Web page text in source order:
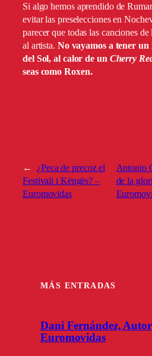
Si algo hemos aprendido de
evitar las preselecciones en
parecer que todas las canciones
al artista. No vayamos a tener
del Sol, al calor de un Cherry
seas como Roxen.
←
¿Peca de precoz el
Festivali i Këngës? –
Euromovidas
Antonio
de la
MÁS ENTRADAS
Dani Fernández,
Euromovidas